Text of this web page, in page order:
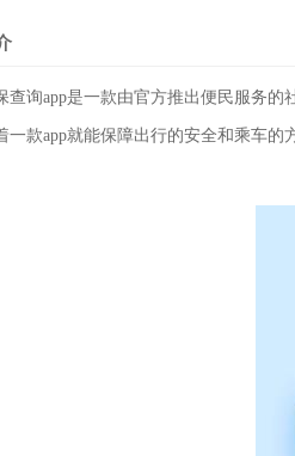
查询app是一款由官方推出便民服务
一款app就能保障出行的安全和乘车